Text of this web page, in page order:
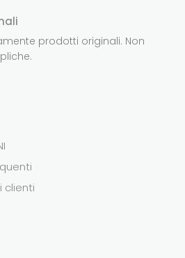
prodotti originali. Non
clienti